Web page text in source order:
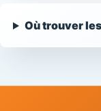
Où trouver